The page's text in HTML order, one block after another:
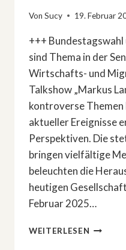
Von Sucy 19. Februar
+++ Bundestagswahl
sind Thema in der
Wirtschafts- und
Talkshow „Markus
kontroverse Themen
aktueller Ereignisse
Perspektiven. Die
bringen vielfältige
beleuchten die
heutigen
Februar 2025…
WEITERLESEN